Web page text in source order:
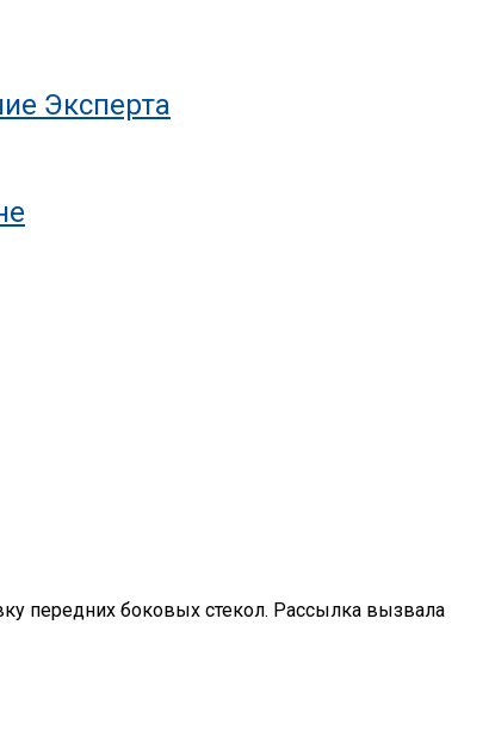
Эксперта
передних боковых стекол. Рассылка вызвала